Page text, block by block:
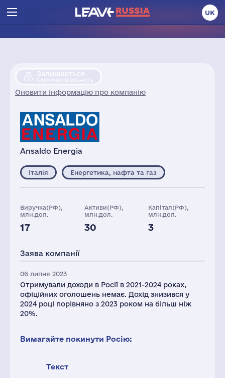
UK
Залишається
Скорочує діяльність
Оновити інформацію про компанію
Ansaldo Energia
Італія Енергетика, нафта та газ
Виручка(РФ),
млн.дол.
17
Активи(РФ),
млн.дол.
30
Капітал(РФ),
млн.дол.
3
15
Заява компанії
06 липня 2023
Отримували доходи в Росії в 2021-2024 роках,
офіційних оголошень немає. Дохід знизився у
2024 році порівняно з 2023 роком на більш ніж
20%.
Вимагайте покинути Росію:
Текст